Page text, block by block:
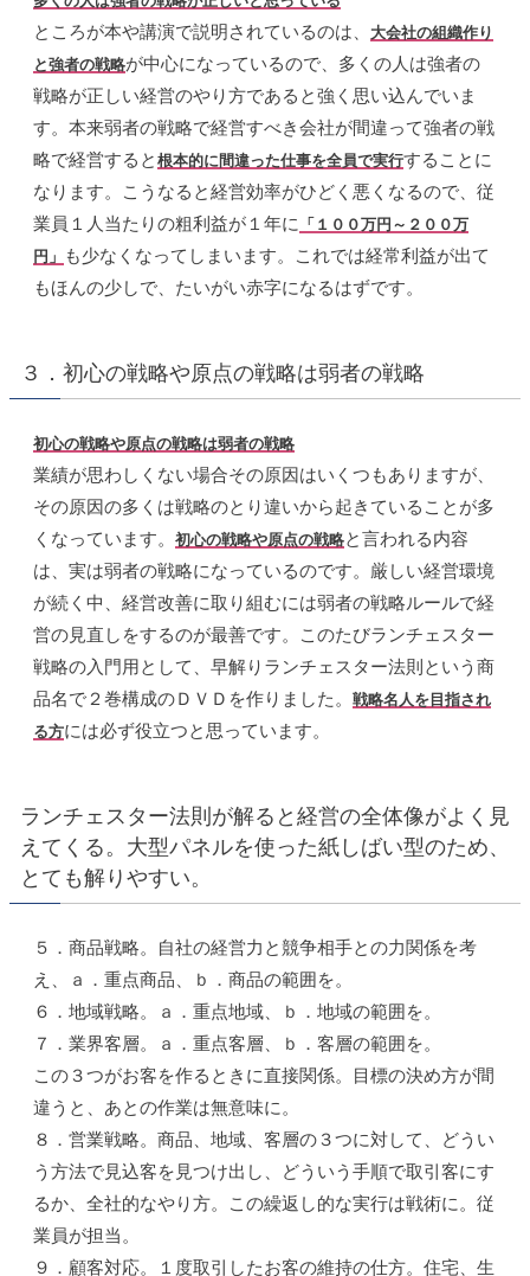
ところが本や講演で説明されているのは、
大会社の組織作り
と強者の戦略が中心になっているので、多くの人は強者の
戦略が正しい経営のやり方であると強く思い込んでいま
す。本来弱者の戦略で経営すべき会社が間違って強者の戦
略で経営すると 根本的に間違った仕事を全員で実行することに
なります。こうなると経営効率がひどく悪くなるので、従
業員１人当たりの粗利益が１年に 「１００万円～２００万
円」
も少なくなってしまいます。これでは経常利益が出て
もほんの少しで、たいがい赤字になるはずです。
３．初心の戦略や原点の戦略は弱者の戦略
初心の戦略や原点の戦略は弱者の戦略
業績が思わしくない場合その原因はいくつもありますが、
その原因の多くは戦略のとり違いから起きていることが多
くなっています。 初心の戦略や原点の戦略と言われる内容
は、実は弱者の戦略になっているのです。厳しい経営環境
が続く中、経営改善に取り組むには弱者の戦略ルールで経
営の見直しをするのが最善です。このたびランチェスター
戦略の入門用として、早解りランチェスター法則という商
品名で２巻構成のＤＶＤを作りました。 戦略名人を目指され
る方には必ず役立つと思っています。
ランチェスター法則が解ると経営の全体像がよく見
えてくる。大型パネルを使った紙しばい型のため、
とても解りやすい。
５．商品戦略。自社の経営力と競争相手との力関係を考
え、ａ．重点商品、ｂ．商品の範囲を。
６．地域戦略。ａ．重点地域、ｂ．地域の範囲を。
７．業界客層。ａ．重点客層、ｂ．客層の範囲を。
この３つがお客を作るときに直接関係。目標の決め方が間
違うと、あとの作業は無意味に。
８．営業戦略。商品、地域、客層の３つに対して、どうい
う方法で見込客を見つけ出し、どういう手順で取引客にす
るか、全社的なやり方。この繰返し的な実行は戦術に。従
業員が担当。
９．顧客対応。１度取引したお客の維持の仕方。住宅、生